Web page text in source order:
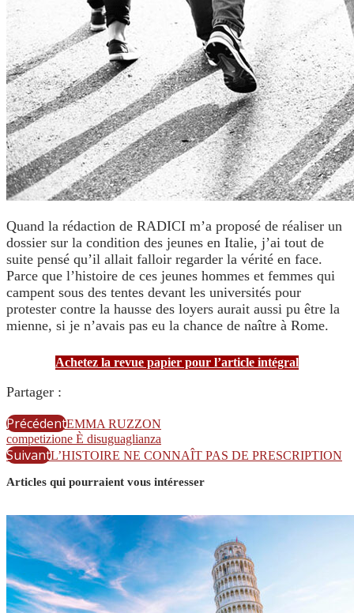
Quand la rédaction de RADICI m’a proposé de réaliser un
dossier sur la condition des jeunes en Italie, j’ai tout de
suite pensé qu’il allait falloir regarder la vérité en face.
Parce que l’histoire de ces jeunes hommes et femmes qui
campent sous des tentes devant les universités pour
protester contre la hausse des loyers aurait aussi pu être la
mienne, si je n’avais pas eu la chance de naître à Rome.
Achetez la revue papier pour l’article intégral
Partager :
PrécédentEMMA RUZZON
competizione È disuguaglianza
SuivantL’HISTOIRE NE CONNAÎT PAS DE PRESCRIPTION
Articles qui pourraient vous intéresser